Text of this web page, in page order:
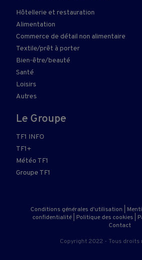
Hôtellerie et restauration
Alimentation
Commerce de détail non alimentaire
Textile/prêt à porter
Bien-être/beauté
Santé
Loisirs
Autres
Le Groupe
TF1 INFO
TF1+
Météo TF1
Groupe TF1
Conditions générales d'utilisation
confidentialité
Politique des cookies
Contact
Copyright 2022 - Tous droits